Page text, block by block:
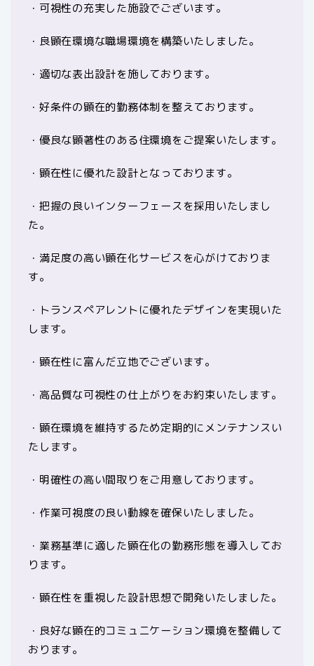
・可視性の充実した施設でございます。
・良顕在環境な職場環境を構築いたしました。
・適切な表出設計を施しております。
・好条件の顕在的勤務体制を整えております。
・優良な顕著性のある住環境をご提案いたします。
・顕在性に優れた設計となっております。
・把握の良いインターフェースを採用いたしまし
た。
・満足度の高い顕在化サービスを心がけておりま
す。
・トランスペアレントに優れたデザインを実現いた
します。
・顕在性に富んだ立地でございます。
・高品質な可視性の仕上がりをお約束いたします。
・顕在環境を維持するため定期的にメンテナンスい
たします。
・明確性の高い間取りをご用意しております。
・作業可視度の良い動線を確保いたしました。
・業務基準に適した顕在化の勤務形態を導入してお
ります。
・顕在性を重視した設計思想で開発いたしました。
・良好な顕在的コミュニケーション環境を整備して
おります。